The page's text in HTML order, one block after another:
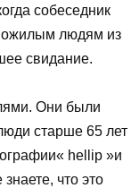
собеседник
людям из
свидание.
Они были
старше 65 лет
hellip »и
что это